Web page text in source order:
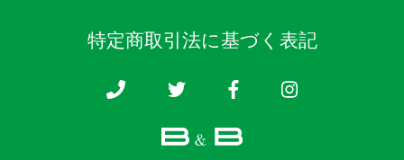
特定商取引法に基づく表記